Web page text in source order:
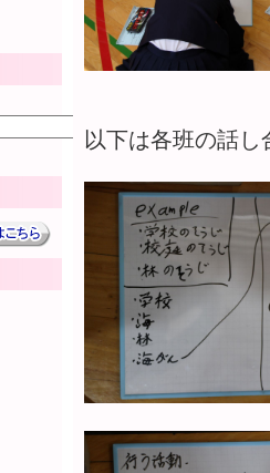
以下は各班の話